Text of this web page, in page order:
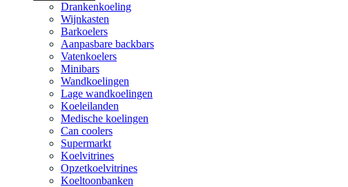
Drankenkoeling
Wijnkasten
Barkoelers
Aanpasbare backbars
Vatenkoelers
Minibars
Wandkoelingen
Lage wandkoelingen
Koeleilanden
Medische koelingen
Can coolers
Supermarkt
Koelvitrines
Opzetkoelvitrines
Koeltoonbanken